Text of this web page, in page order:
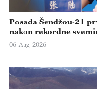
Posada Šendžou-21
nakon rekordne
06-Aug-2026